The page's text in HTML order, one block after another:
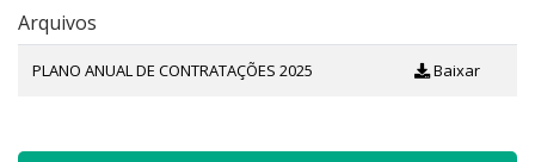
Arquivos
PLANO ANUAL DE CONTRATAÇÕES 2025 Baixar